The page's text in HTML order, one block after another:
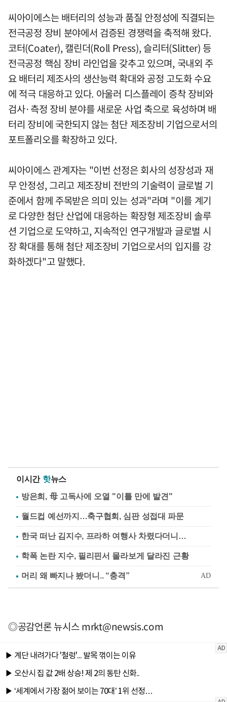
씨아이에스는 배터리의 성능과 품질 안정성에 직결되는
전극공정 장비 분야에서 검증된 경쟁력을 축적해 왔다.
코터(Coater), 캘린더(Roll Press), 슬리터(Slitter) 등
전극공정 핵심 장비 라인업을 갖추고 있으며, 국내외 주
요 배터리 제조사의 생산능력 확대와 공정 고도화 수요
에 적극 대응하고 있다. 아울러 디스플레이 증착 장비와
검사·측정 장비 분야를 새로운 사업 축으로 육성하며 배
터리 장비에 국한되지 않는 첨단 제조장비 기업으로서의
포트폴리오를 확장하고 있다.
씨아이에스 관계자는 "이번 선정은 회사의 성장성과 재
무 안정성, 그리고 제조장비 전반의 기술력이 글로벌 기
준에서 함께 주목받은 의미 있는 성과"라며 "이를 계기
로 다양한 첨단 산업에 대응하는 확장형 제조장비 솔루
션 기업으로 도약하고, 지속적인 연구개발과 글로벌 시
장 확대를 통해 첨단 제조장비 기업으로서의 입지를 강
화하겠다"고 말했다.
이시간 핫뉴스
방은희, 母 고독사에 오열 "이틀 만에 발견"
월드컵 예선까지…축구협회, 심판 성접대 파문
한국 떠난 김지수, 프라하 여행사 차렸다더니…
학폭 논란 지수, 필리핀서 몰라보게 달라진 근황
◎공감언론 뉴시스mrkt@newsis.com